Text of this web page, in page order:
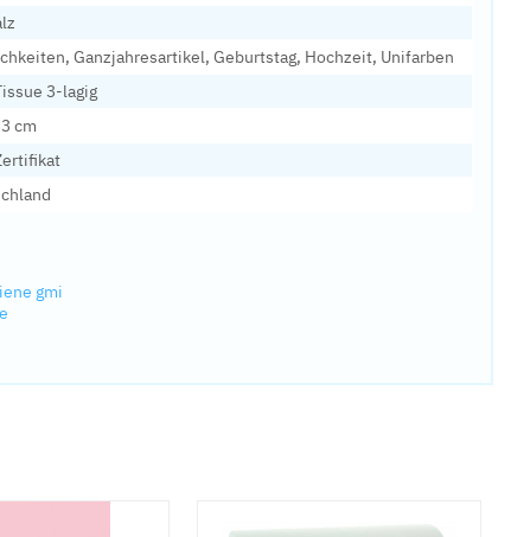
Ganzjahresartikel, Geburtstag, Hochzeit, Unifarben
3-lagig
cm
gmi